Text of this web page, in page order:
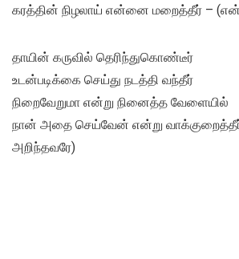
கரத்தின் நிழலாய் என்னை மறைத்தீர் –
தாயின் கருவில் தெரிந்துகொண்டீர்
உடன்படிக்கை செய்து நடத்தி வந்தீர்
நிறைவேறுமா என்று நினைத்த வேளையில்
நான் அதை செய்வேன் என்று
அறிந்தவரே)